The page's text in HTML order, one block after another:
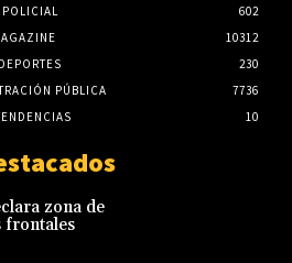
POLICIAL
602
10312
DEPORTES
230
PÚBLICA
7736
10
zona de
frontales